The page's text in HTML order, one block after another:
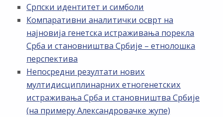
Српски идентитет и симболи
Компаративни аналитички осврт на
најновија генетска истраживања порекла
Срба и становништва Србије – етнолошка
перспектива
Непосредни резултати нових
мултидисциплинарних етногенетских
истраживања Срба и становништва Србије
(на примеру Александровачке жупе)